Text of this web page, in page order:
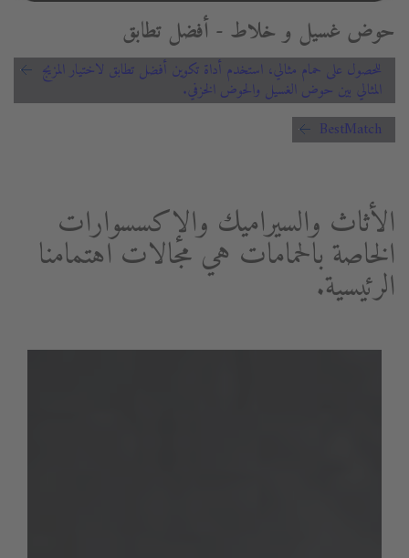
حوض غسيل و خلاط - أفضل تطابق
للحصول على حمام مثالي، استخدم أداة تكوين أفضل تطابق لاختيار المزيج
المثالي بين حوض الغسيل والحوض الخزفي.
BestMatch
الأثاث والسيراميك والإكسسوارات
الخاصة بالحمامات هي مجالات اهتمامنا
الرئيسية.